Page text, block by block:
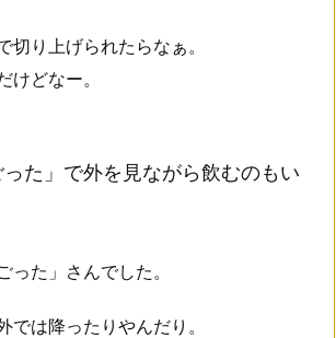
切り上げられたらなぁ。
けどなー。
た」で外を見ながら飲むのもい
った」さんでした。
では降ったりやんだり。